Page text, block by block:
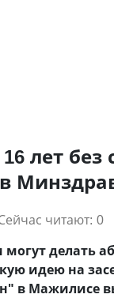
лет без
читают: 0
делать
идею на
в Мажилисе